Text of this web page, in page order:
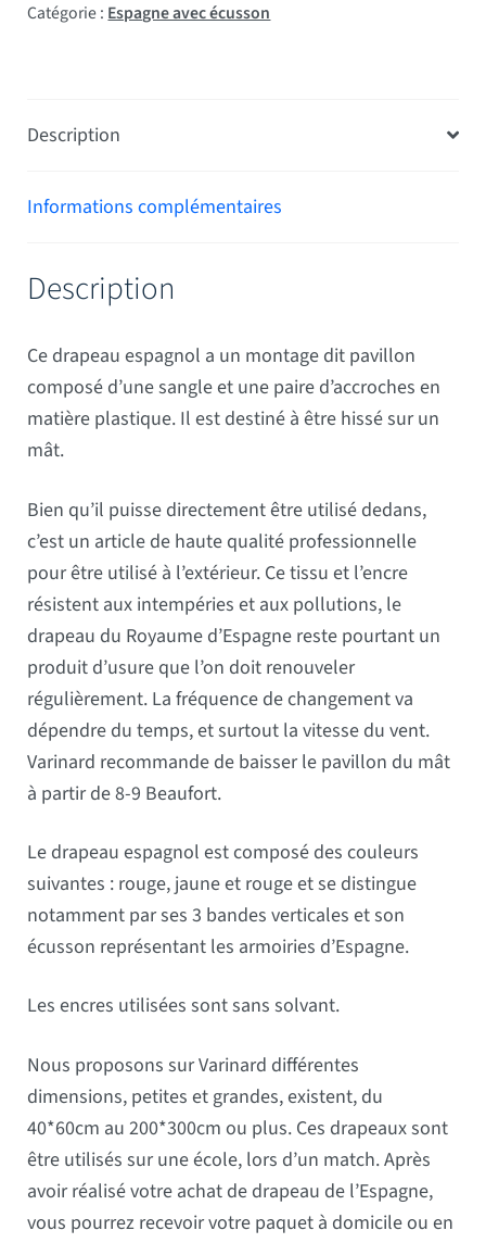
Catégorie : Espagne avec écusson
Description
Informations complémentaires
Description
Ce drapeau espagnol a un montage dit pavillon
composé d’une sangle et une paire d’accroches en
matière plastique. Il est destiné à être hissé sur un
mât.
Bien qu’il puisse directement être utilisé dedans,
c’est un article de haute qualité professionnelle
pour être utilisé à l’extérieur. Ce tissu et l’encre
résistent aux intempéries et aux pollutions, le
drapeau du Royaume d’Espagne reste pourtant un
produit d’usure que l’on doit renouveler
régulièrement. La fréquence de changement va
dépendre du temps, et surtout la vitesse du vent.
Varinard recommande de baisser le pavillon du mât
à partir de 8-9 Beaufort.
Le drapeau espagnol est composé des couleurs
suivantes : rouge, jaune et rouge et se distingue
notamment par ses 3 bandes verticales et son
écusson représentant les armoiries d’Espagne.
Les encres utilisées sont sans solvant.
Nous proposons sur Varinard différentes
dimensions, petites et grandes, existent, du
40*60cm au 200*300cm ou plus. Ces drapeaux sont
être utilisés sur une école, lors d’un match. Après
avoir réalisé votre achat de drapeau de l’Espagne,
vous pourrez recevoir votre paquet à domicile ou en